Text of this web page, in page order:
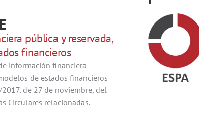
pública y reservada,
financieros
información financiera
de estados financieros
de 27 de noviembre, del
Circulares relacionadas.